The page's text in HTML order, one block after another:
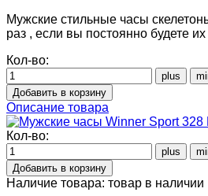
Мужские стильные часы
раз , если вы постоянно будете их
Кол-во:
Описание товара
Кол-во:
Наличие товара: товар в наличии